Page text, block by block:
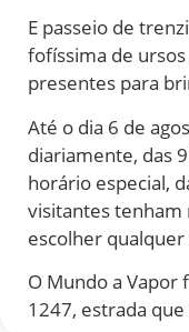
E passeio de
fofíssima de
presentes para
Até o dia 6 de
diariamente, das
horário especial,
visitantes
escolher
O Mundo a Vapor
1247, estrada que